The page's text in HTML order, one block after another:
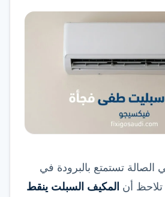
تستمتع بالبرودة في
أن المكيف السبلت ينقط